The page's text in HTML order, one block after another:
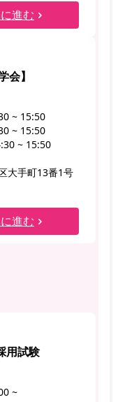
進む
】
~ 15:50
~ 15:50
~ 15:50
大手町13番1号
進む
用試験
~